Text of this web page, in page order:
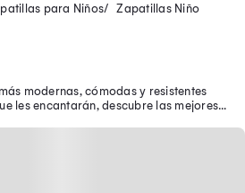
para Niños
Zapatillas Niño
modernas, cómodas y resistentes
les encantarán, descubre las mejores